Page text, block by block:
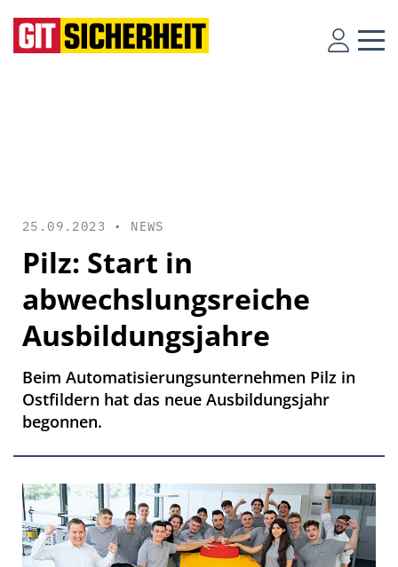
25.09.2023 • NEWS
Pilz: Start in
abwechslungsreiche
Ausbildungsjahre
Beim Automatisierungsunternehmen Pilz in
Ostfildern hat das neue Ausbildungsjahr
begonnen.